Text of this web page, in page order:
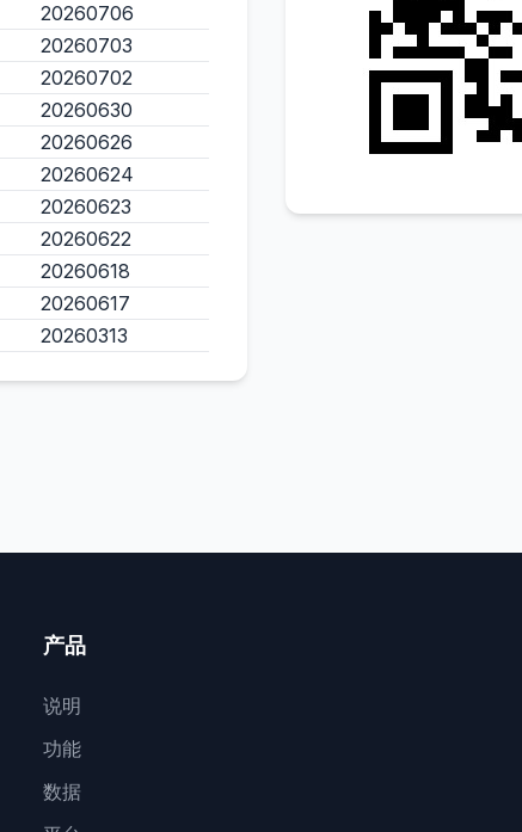
20260706
20260703
20260702
20260630
20260626
20260624
20260623
20260622
20260618
20260617
20260313
产品
说明
功能
数据